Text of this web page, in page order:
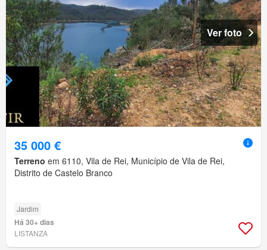
Ver foto
35 000 €
Terreno em 6110, Vila de Rei, Município de Vila de Rei,
Distrito de Castelo Branco
Jardim
Há 30+ dias
LISTANZA